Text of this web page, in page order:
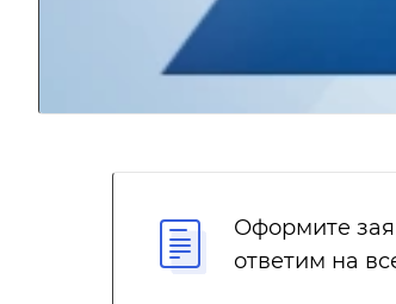
Оформите
ответим на